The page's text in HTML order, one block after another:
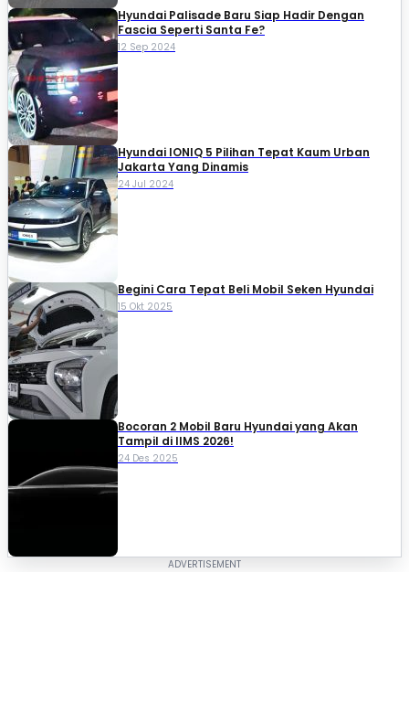
Hyundai Palisade Baru Siap Hadir Dengan
Fascia Seperti Santa Fe?
12 Sep 2024
Hyundai IONIQ 5 Pilihan Tepat Kaum Urban
Jakarta Yang Dinamis
24 Jul 2024
Begini Cara Tepat Beli Mobil Seken Hyundai
15 Okt 2025
Bocoran 2 Mobil Baru Hyundai yang Akan
Tampil di IIMS 2026!
24 Des 2025